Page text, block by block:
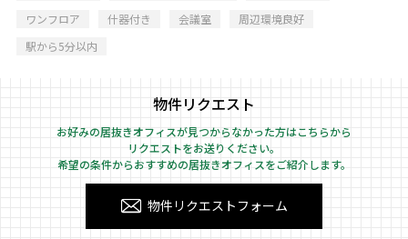
ワンフロア
什器付き 会議室
周辺環境良好
駅から5分以内
物件リクエスト
お好みの居抜きオフィスが見つからなかった方はこちらから
リクエストをお送りください。
希望の条件からおすすめの居抜きオフィスをご紹介します。
物件リクエストフォーム